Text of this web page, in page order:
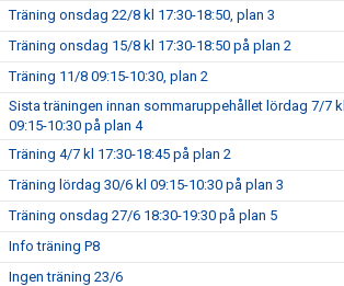
Träning onsdag 22/8 kl 17:30-18:50, plan 3
Träning onsdag 15/8 kl 17:30-18:50 på plan 2
Träning 11/8 09:15-10:30, plan 2
Sista träningen innan sommaruppehållet lördag 7/7 kl
09:15-10:30 på plan 4
Träning 4/7 kl 17:30-18:45 på plan 2
Träning lördag 30/6 kl 09:15-10:30 på plan 3
Träning onsdag 27/6 18:30-19:30 på plan 5
Info träning P8
Ingen träning 23/6